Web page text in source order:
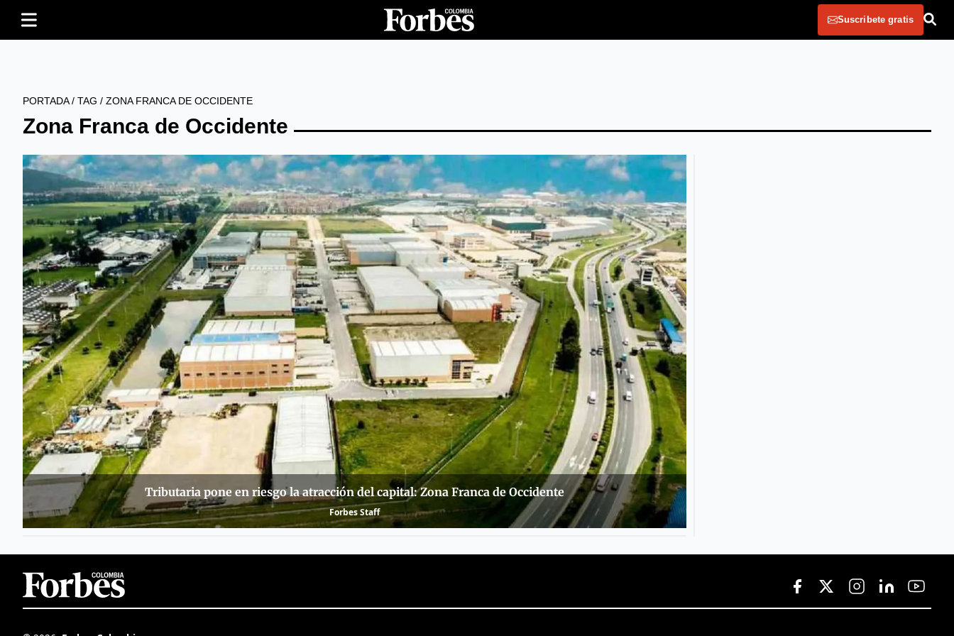
Suscribete gratis
PORTADA/ TAG / ZONA FRANCA DE OCCIDENTE
Zona Franca de Occidente
Tributaria pone en riesgo la atracción del capital: Zona Franca de Occidente
Forbes Staff